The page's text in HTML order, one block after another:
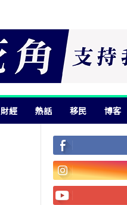
財經 熱話 移民 博客